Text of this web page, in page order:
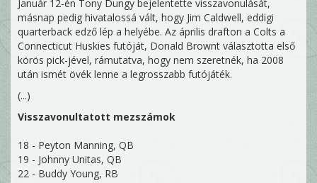
Január 12-én Tony Dungy bejelentette visszavonulását,
másnap pedig hivatalossá vált, hogy Jim Caldwell, eddigi
quarterback edző lép a helyébe. Az április drafton a Colts a
Connecticut Huskies futóját, Donald Brownt választotta első
körös pick-jével, rámutatva, hogy nem szeretnék, ha 2008
után ismét övék lenne a legrosszabb futójáték.
(...)
Visszavonultatott mezszámok
18 - Peyton Manning, QB
19 - Johnny Unitas, QB
22 - Buddy Young, RB